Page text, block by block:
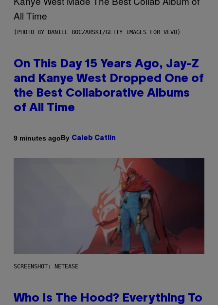
(PHOTO BY DANIEL BOCZARSKI/GETTY IMAGES FOR VEVO)
On This Day 15 Years Ago, Jay-Z
and Kanye West Dropped One of
the Best Collaborative Albums
of All Time
9 minutes agoBy Caleb Catlin
SCREENSHOT: NETEASE
Who Is The Hood? Everything To